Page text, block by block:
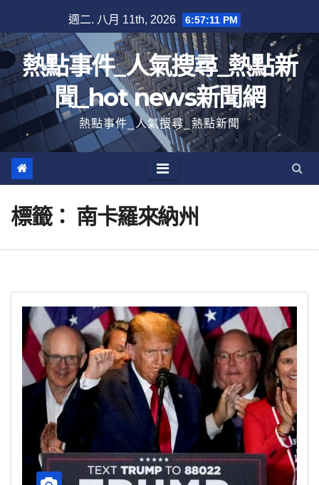
至
內
容
週二. 八月 11th, 2026 6:57:12 PM
熱點事件_人氣搜尋_熱點新
聞_hot news新聞網
熱點事件_人氣搜尋_熱點新聞
標籤： 南卡羅來納州